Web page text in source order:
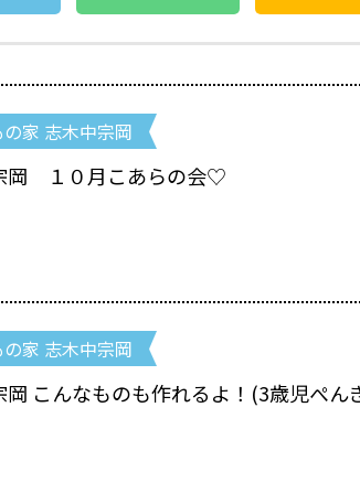
の家 志木中宗岡
岡 １０月こあらの会♡
の家 志木中宗岡
岡 こんなものも作れるよ！(3歳児ぺん